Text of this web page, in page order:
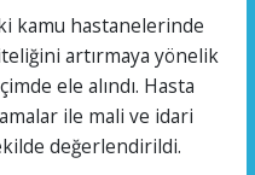
kamu hastanelerinde
artırmaya yönelik
ele alındı. Hasta
ile mali ve idari
değerlendirildi.